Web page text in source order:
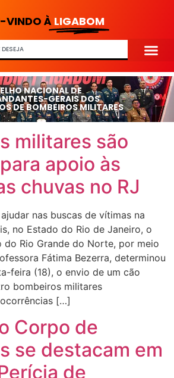
VINDO À LIGABOM
NACIONAL DE
GERAIS DOS
DE BOMBEIROS MILITARES
militares são
apoio às
chuvas no RJ
nas buscas de vítimas na
no Estado do Rio de Janeiro, o
do Rio Grande do Norte, por meio
Fátima Bezerra, determinou
feira (18), o envio de um cão
bombeiros militares
[…]
Corpo de
se destacam em
de